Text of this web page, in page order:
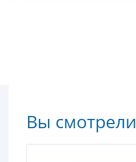
Вы смотрели